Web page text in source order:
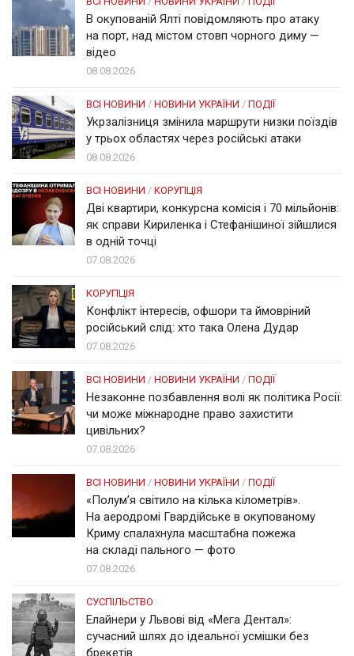
В окупованій Ялті повідомляють про атаку
на порт, над містом стовп чорного диму —
відео
08.08.2026
ВСІ НОВИНИ / НОВИНИ УКРАЇНИ / ПОДІЇ
Укрзалізниця змінила маршрути низки поїздів
у трьох областях через російські атаки
08.08.2026
ВСІ НОВИНИ / КОРУПЦІЯ
Дві квартири, конкурсна комісія і 70 мільйонів:
як справи Кириленка і Стефанішиної зійшлися
в одній точці
07.08.2026
КОРУПЦІЯ
Конфлікт інтересів, офшори та ймовріний
російський слід: хто така Олена Дудар
07.08.2026
ВСІ НОВИНИ / НОВИНИ УКРАЇНИ / ПОДІЇ
Незаконне позбавлення волі як політика Росії:
чи може міжнародне право захистити
цивільних?
07.08.2026
ВСІ НОВИНИ / НОВИНИ УКРАЇНИ / ПОДІЇ
«Полум’я світило на кілька кілометрів».
На аеродромі Гвардійське в окупованому
Криму спалахнула масштабна пожежа
на складі пального — фото
07.08.2026
СУСПІЛЬСТВО
Елайнери у Львові від «Мега Дентал»:
сучасний шлях до ідеальної усмішки без
брекетів